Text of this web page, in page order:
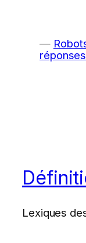
Lexiques